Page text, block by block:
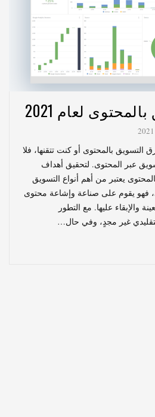
لعام 2021
بالمحتوى أو كنت تتقنها، فلا
عبر المحتوى. لتحقيق أهداف
يعتبر من أهم أنواع التسويق
فهو يقوم على صناعة وإشاعة محتوى
والإبقاء عليها. مع التطور
غير مجدٍ، وفي حال…